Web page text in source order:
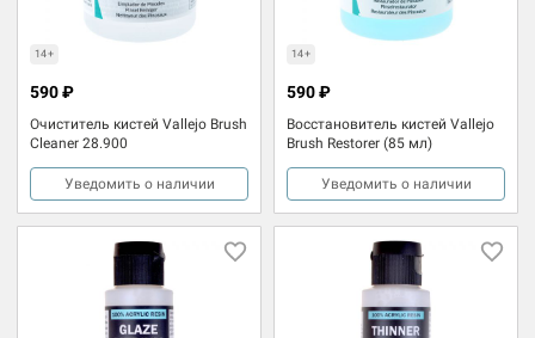
14+
Очиститель кистей Vallejo Brush
Cleaner 28.900
590 ₽
Уведомить о наличии
14+
Восстановитель кистей Vallejo
Brush Restorer (85 мл)
590 ₽
Уведомить о наличии